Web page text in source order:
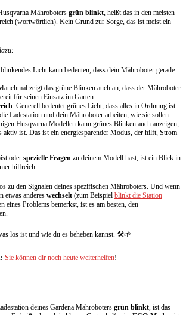
Mähroboters grün blinkt, heißt das in den meisten
(wortwörtlich). Kein Grund zur Sorge, das ist meist ein
Licht kann bedeuten, dass dein Mähroboter gerade
zeigt das grüne Blinken auch an, dass der Mähroboter
für seinen Einsatz im Garten.
: Generell bedeutet grünes Licht, dass alles in Ordnung ist.
Ladestation und dein Mähroboter arbeiten, wie sie sollen.
Husqvarna Modellen kann grünes Blinken auch anzeigen,
aktiv ist. Das ist ein energiesparender Modus, der hilft, Strom
oder spezielle Fragen zu deinem Modell hast, ist ein Blick in
hilfreich.
zu den Signalen deines spezifischen Mähroboters. Und wenn
etwas anderes wechselt (zum Beispiel blinkt die Station
eines Problems bemerkst, ist es am besten, den
los ist und wie du es beheben kannst. 🛠️🌱
Sie können dir noch heute weiterhelfen!
deines Gardena Mähroboters grün blinkt, ist das